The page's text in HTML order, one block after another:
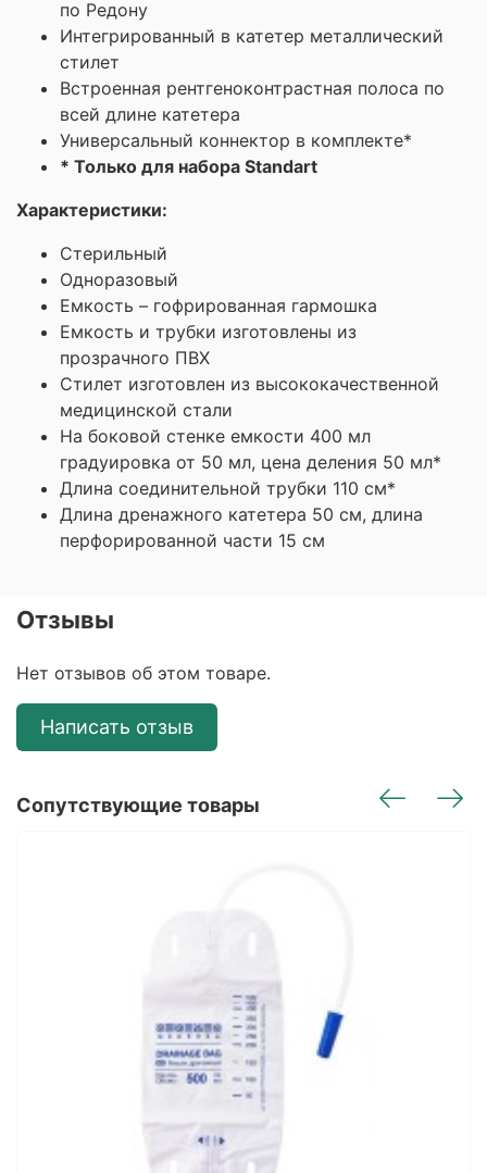
по Редону
Интегрированный в катетер металлический
стилет
Встроенная рентгеноконтрастная полоса по
всей длине катетера
Универсальный коннектор в комплекте*
* Только для набора Standart
Характеристики:
Стерильный
Одноразовый
Емкость – гофрированная гармошка
Емкость и трубки изготовлены из
прозрачного ПВХ
Стилет изготовлен из высококачественной
медицинской стали
На боковой стенке емкости 400 мл
градуировка от 50 мл, цена деления 50 мл*
Длина соединительной трубки 110 см*
Длина дренажного катетера 50 см, длина
перфорированной части 15 см
Отзывы
Нет отзывов об этом товаре.
Написать отзыв
Сопутствующие товары